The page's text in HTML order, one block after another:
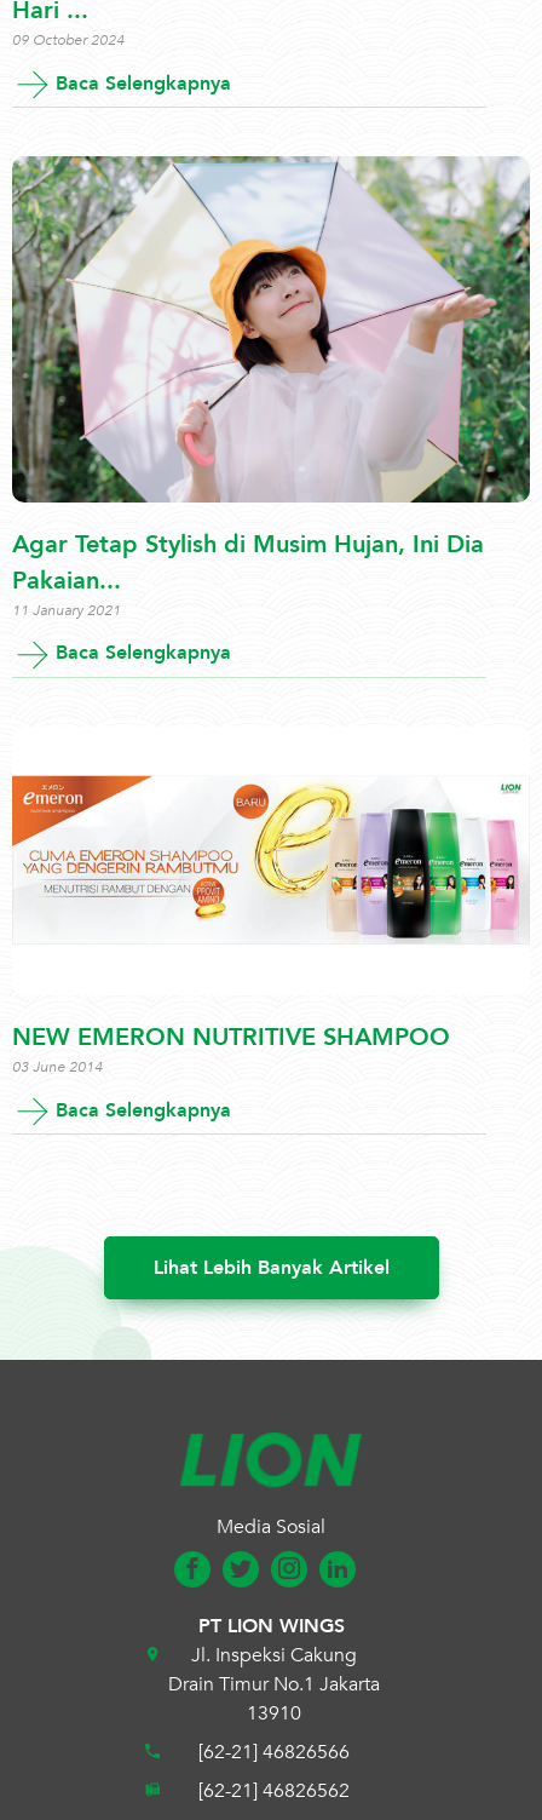
Hari ...
09 October 2024
Baca Selengkapnya
Agar Tetap Stylish di Musim Hujan, Ini Dia
Pakaian...
11 January 2021
Baca Selengkapnya
NEW EMERON NUTRITIVE SHAMPOO
03 June 2014
Baca Selengkapnya
Lihat Lebih Banyak Artikel
Media Sosial
PT LION WINGS
Jl. Inspeksi Cakung
Drain Timur No.1 Jakarta
13910
[62-21] 46826566
[62-21] 46826562